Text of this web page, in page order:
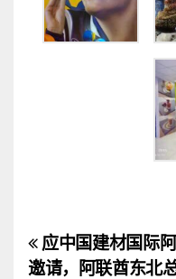
文
应中国建材国际
邀请，阿联酋东北